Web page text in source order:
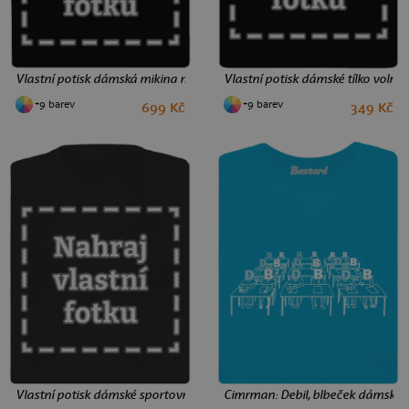
Vlastní potisk dámská mikina na zip Black
+9 barev 699 Kč
Vlastní potisk dámské tílko volné
+9 barev 349 Kč
Vlastní potisk dámské sportovní tričko BlackCimrman: Debil, blbeček dámské